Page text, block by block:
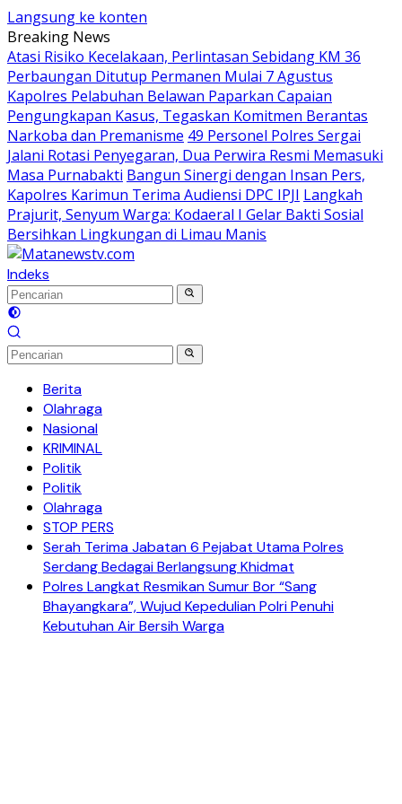
Langsung ke konten
Breaking News
Atasi Risiko Kecelakaan, Perlintasan Sebidang KM 36
Perbaungan Ditutup Permanen Mulai 7 Agustus
Kapolres Pelabuhan Belawan Paparkan Capaian
Pengungkapan Kasus, Tegaskan Komitmen Berantas
Narkoba dan Premanisme 49 Personel Polres Sergai
Jalani Rotasi Penyegaran, Dua Perwira Resmi Memasuki
Masa Purnabakti Bangun Sinergi dengan Insan Pers,
Kapolres Karimun Terima Audiensi DPC IPJI Langkah
Prajurit, Senyum Warga: Kodaeral I Gelar Bakti Sosial
Bersihkan Lingkungan di Limau Manis
Indeks
Berita
Olahraga
Nasional
KRIMINAL
Politik
Politik
Olahraga
STOP PERS
Serah Terima Jabatan 6 Pejabat Utama Polres
Serdang Bedagai Berlangsung Khidmat
Polres Langkat Resmikan Sumur Bor “Sang
Bhayangkara”, Wujud Kepedulian Polri Penuhi
Kebutuhan Air Bersih Warga